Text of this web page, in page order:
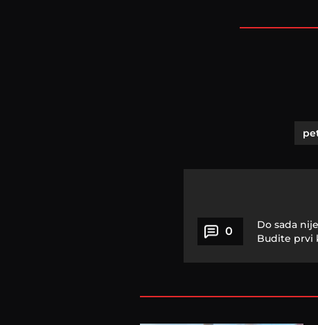
0
Do sada
Budite prvi